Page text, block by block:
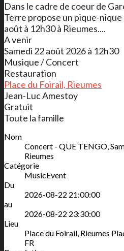
Dans le cadre de coeur de
Terre propose un pique-nique
août à 12h30 à Rieumes....
A venir
Samedi 22 août 2026 à 12h30
Musique / Concert
Restauration
Place du Foirail, Rieumes
Jean-Luc Amestoy
Gratuit
Toute la famille
Nom
Concert - QUE TENGO,
Rieumes
Catégorie
MusicEvent
Du
2026-08-22 21:00:00
au
2026-08-22 23:30:00
Lieu
Place du Foirail, Rieumes
FR